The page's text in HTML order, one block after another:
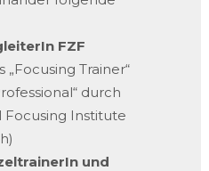
FZF
Trainer“
durch
Institute
und